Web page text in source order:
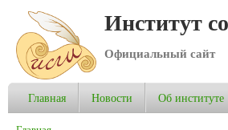
Институт
Официальный сайт
Главная Новости Об институте